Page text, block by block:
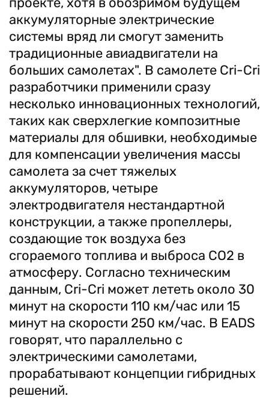
аккумуляторные электрические
системы вряд ли смогут заменить
традиционные авиадвигатели на
больших самолетах". В самолете Cri-Cri
разработчики применили сразу
несколько инновационных технологий,
таких как сверхлегкие композитные
материалы для обшивки, необходимые
для компенсации увеличения массы
самолета за счет тяжелых
аккумуляторов, четыре
электродвигателя нестандартной
конструкции, а также пропеллеры,
создающие ток воздуха без
сгораемого топлива и выброса CO2 в
атмосферу. Согласно техническим
данным, Cri-Cri может лететь около 30
минут на скорости 110 км/час или 15
минут на скорости 250 км/час. В EADS
говорят, что параллельно с
электрическими самолетами,
прорабатывают концепции гибридных
решений.